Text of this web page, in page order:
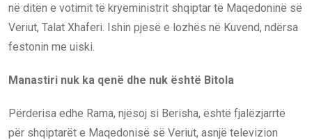
në ditën e votimit të kryeministrit shqiptar të Maqedoninë së
Veriut, Talat Xhaferi. Ishin pjesë e lozhës në Kuvend, ndërsa
festonin me uiski.
Manastiri nuk ka qenë dhe nuk është Bitola
Përderisa edhe Rama, njësoj si Berisha, është fjalëzjarrtë
për shqiptarët e Maqedonisë së Veriut, asnjë televizion